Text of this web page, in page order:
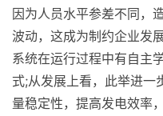
因为人员水平参差不同，
波动，这成为制约企业发
系统在运行过程中有自主
式;从发展上看，此举进一
量稳定性，提高发电效率